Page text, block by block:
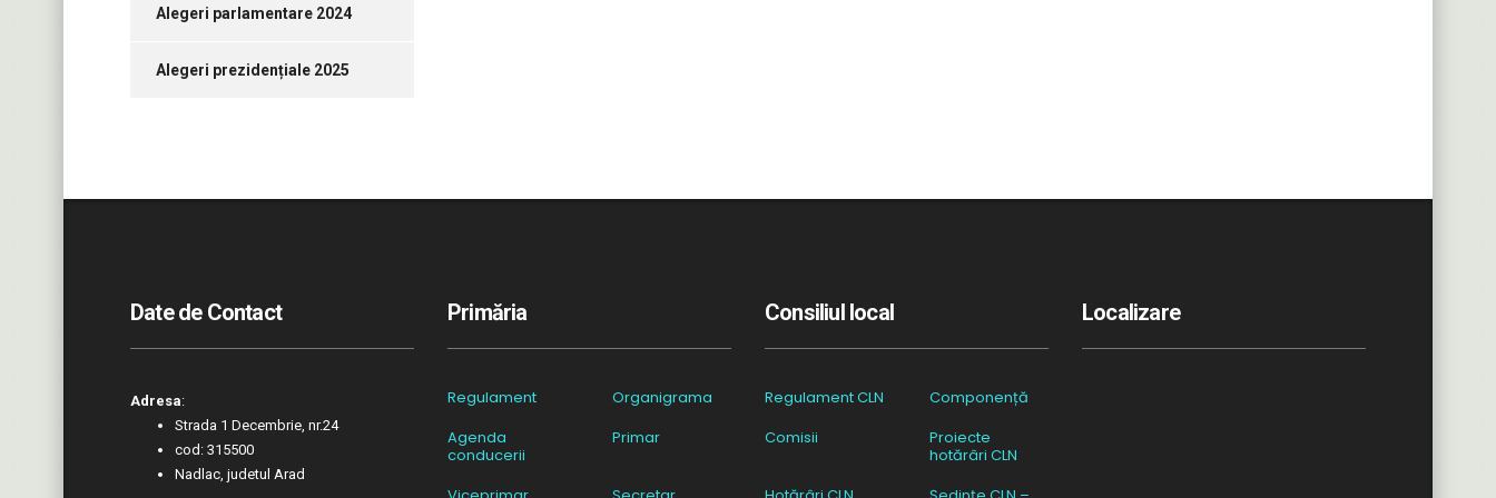
Alegeri parlamentare 2024
Alegeri prezidențiale 2025
Date de Contact
Adresa:
Strada 1 Decembrie, nr.24
cod: 315500
Nadlac, judetul Arad
Primăria
Regulament
Organigrama
Agenda
conducerii
Primar
Consiliul local
Regulament CLN
Componență
Comisii
Proiecte
hotărâri CLN
Localizare